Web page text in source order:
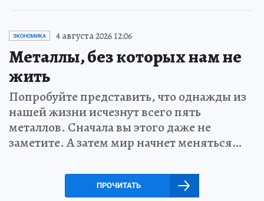
ЭКОНОМИКА 4 августа 2026 12:06
Металлы, без которых нам не
жить
Попробуйте представить, что однажды из
нашей жизни исчезнут всего пять
металлов. Сначала вы этого даже не
заметите. А затем мир начнет меняться…
ПРОЧИТАТЬ